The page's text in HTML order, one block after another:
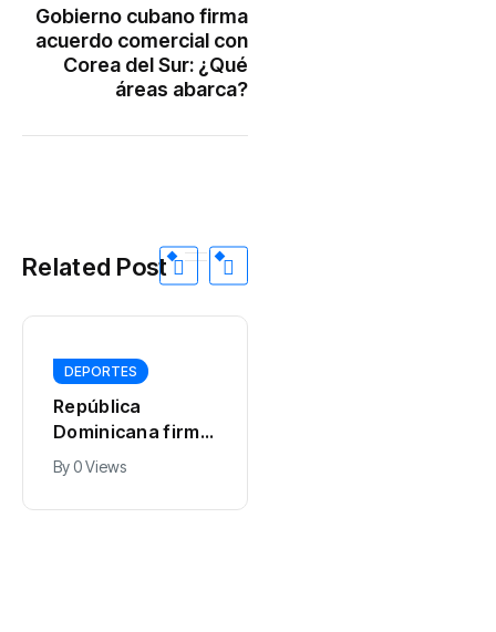
Gobierno cubano firma
acuerdo comercial con
Corea del Sur: ¿Qué
áreas abarca?
Related Post
DEPORTES
República
Dominicana firma
su mejor
actuación en
historia JCC
By0 Views